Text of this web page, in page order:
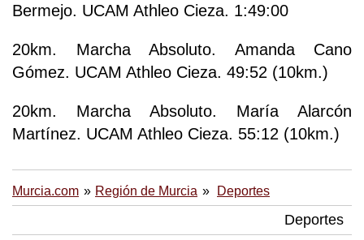
Bermejo. UCAM Athleo Cieza. 1:49:00
20km. Marcha Absoluto. Amanda Cano
Gómez. UCAM Athleo Cieza. 49:52 (10km.)
20km. Marcha Absoluto. María Alarcón
Martínez. UCAM Athleo Cieza. 55:12 (10km.)
Murcia.com Región de Murcia Deportes
Deportes